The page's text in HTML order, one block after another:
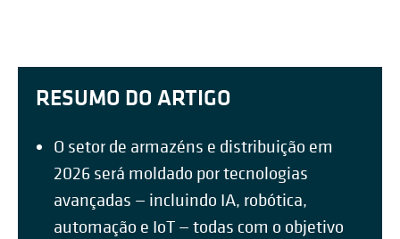
RESUMO DO ARTIGO
O setor de armazéns e distribuição em
2026 será moldado por tecnologias
avançadas — incluindo IA, robótica,
automação e IoT — todas com o objetivo